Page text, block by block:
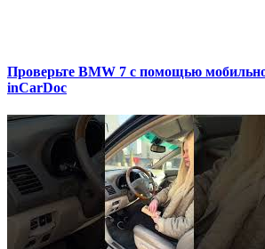
Проверьте BMW 7 с помощью
inCarDoc